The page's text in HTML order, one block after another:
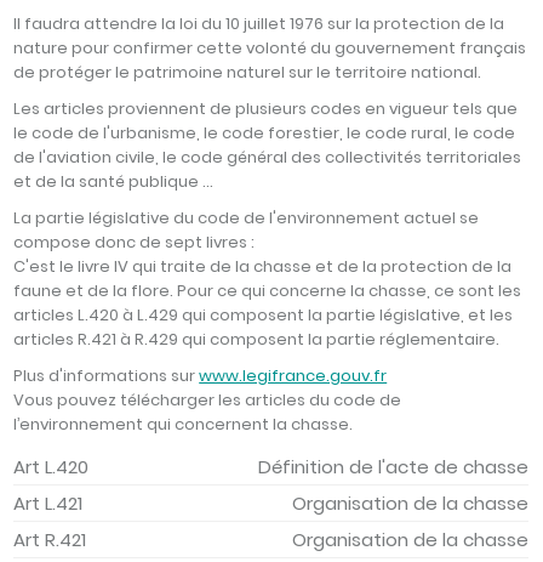
Il faudra attendre la loi du 10 juillet 1976 sur la protection de la
nature pour confirmer cette volonté du gouvernement français
de protéger le patrimoine naturel sur le territoire national.
Les articles proviennent de plusieurs codes en vigueur tels que
le code de l'urbanisme, le code forestier, le code rural, le code
de l'aviation civile, le code général des collectivités territoriales
et de la santé publique …
La partie législative du code de l'environnement actuel se
compose donc de sept livres :
C'est le livre IV qui traite de la chasse et de la protection de la
faune et de la flore. Pour ce qui concerne la chasse, ce sont les
articles L.420 à L.429 qui composent la partie législative, et les
articles R.421 à R.429 qui composent la partie réglementaire.
Plus d'informations surwww.legifrance.gouv.fr
Vous pouvez télécharger les articles du code de
l’environnement qui concernent la chasse.
Art L.420
Définition de l'acte de chasse
Art L.421
Organisation de la chasse
Art R.421
Organisation de la chasse